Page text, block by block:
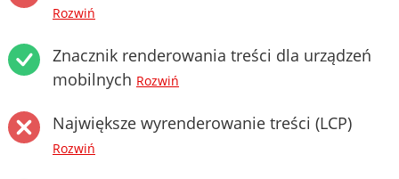
Rozwiń
Znacznik renderowania treści dla urządzeń
mobilnych Rozwiń
Największe wyrenderowanie treści (LCP)
Rozwiń